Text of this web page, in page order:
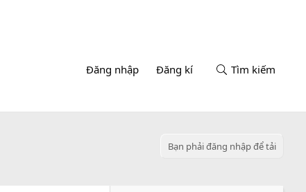
Đăng nhập Đăng kí Tìm kiếm
Bạn phải đăng nhập để tải